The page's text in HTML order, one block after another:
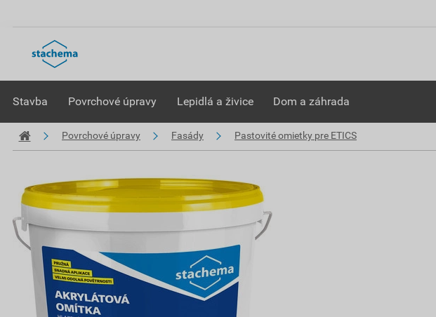
Stavba Povrchové úpravy Lepidlá a živice Dom a záhrada
Povrchové úpravy Fasády Pastovité omietky pre ETICS